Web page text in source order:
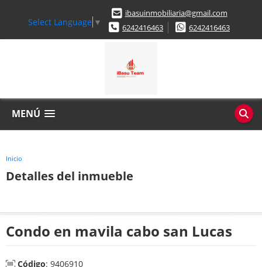
Select Language ▼
ibasuinmobiliaria@gmail.com
6242416463
6242416463
MENÚ
Inicio
Detalles del inmueble
Condo en mavila cabo san Lucas
Código: 9406910